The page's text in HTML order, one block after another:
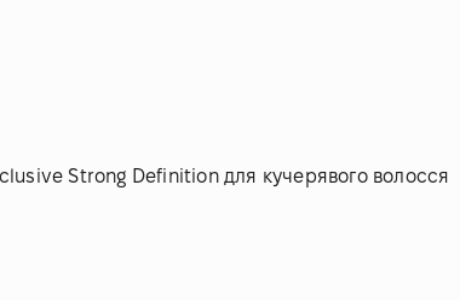
Strong Definition для кучерявого волосся